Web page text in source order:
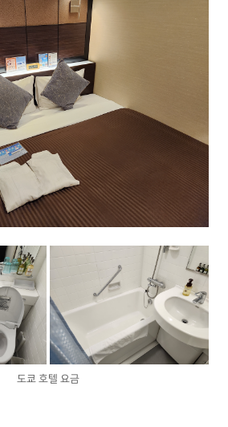
도쿄 호텔 요금